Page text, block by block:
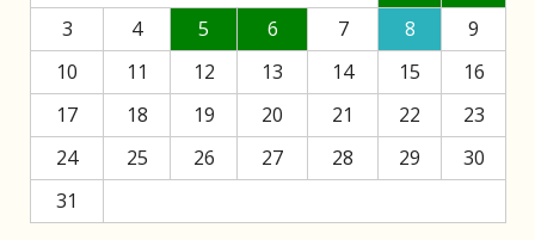
3
4 5 6 7 8
9
10
11 12 13 14 15
16
17
18 19 20 21 22
23
24
25 26 27 28 29
30
31